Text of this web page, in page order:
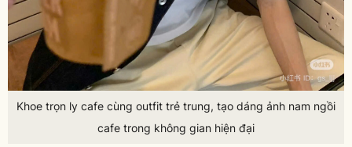
Khoe trọn ly cafe cùng outfit trẻ trung, tạo dáng ảnh nam ngồi
cafe trong không gian hiện đại